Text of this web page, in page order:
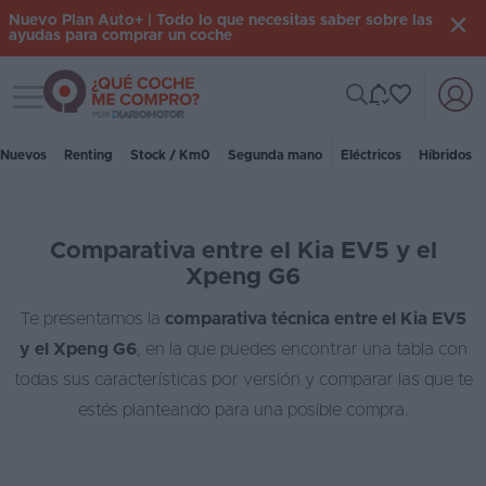
Iniciar
Coches
Renting
Suscripción
Nuevo Plan Auto+ | Todo lo que necesitas saber sobre las
ayudas para comprar un coche
Toggle navigation
Nuevos Renting Stock / Km0 Segunda mano Eléctricos Híbridos
Comparativa entre el Kia EV5 y el
Xpeng G6
Te presentamos la comparativa técnica entre el Kia EV5
y el Xpeng G6, en la que puedes encontrar una tabla con
todas sus características por versión y comparar las que te
estés planteando para una posible compra.